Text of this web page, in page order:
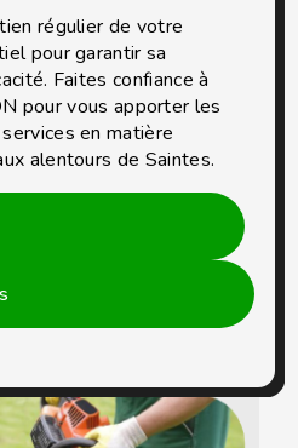
régulier de votre
pour garantir sa
Faites confiance à
pour vous apporter les
en matière
alentours de Saintes.